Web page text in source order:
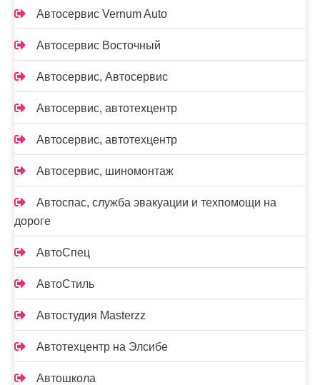
Автосервис Vernum Auto
Автосервис Восточный
Автосервис, Автосервис
Автосервис, автотехцентр
Автосервис, автотехцентр
Автосервис, шиномонтаж
Автоспас, служба эвакуации и техпомощи на
дороге
АвтоСпец
АвтоСтиль
Автостудия Masterzz
Автотехцентр на Элсибе
Автошкола